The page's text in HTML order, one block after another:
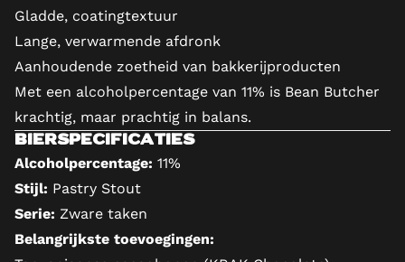
Gladde, coatingtextuur
Lange, verwarmende afdronk
Aanhoudende zoetheid van bakkerijproducten
Met een alcoholpercentage van 11% is Bean Butcher
krachtig, maar prachtig in balans.
Bierspecificaties
Alcoholpercentage: 11%
Stijl: Pastry Stout
Serie: Zware taken
Belangrijkste toevoegingen: